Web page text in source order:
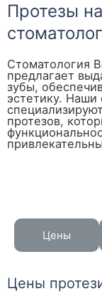
Протезы
Стоматология
предлагает
зубы,
эстетику.
протезов,
Цены
Цены